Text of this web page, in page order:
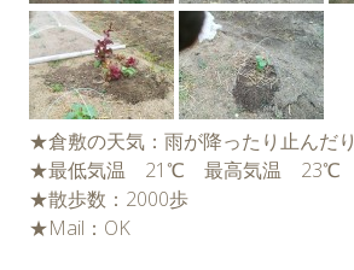
★倉敷の天気：雨が降ったり止んだ
★最低気温 21℃ 最高気温 23℃
★散歩数：2000歩
★Mail：OK